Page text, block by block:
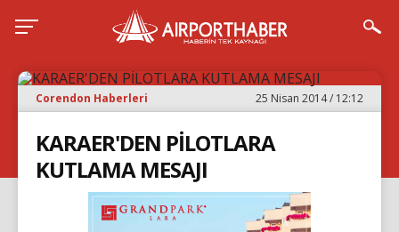
Corendon Haberleri 25 Nisan 2014 / 12:12
KARAER'DEN PİLOTLARA
KUTLAMA MESAJI